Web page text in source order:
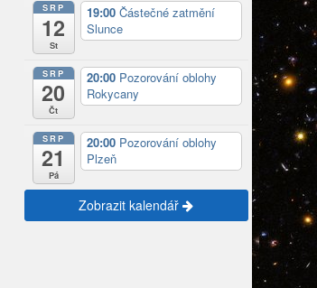
SRP
12
St
19:00 Částečné zatmění
Slunce
SRP
20
Čt
20:00 Pozorování oblohy
Rokycany
SRP
21
Pá
20:00 Pozorování oblohy
Plzeň
Zobrazit kalendář